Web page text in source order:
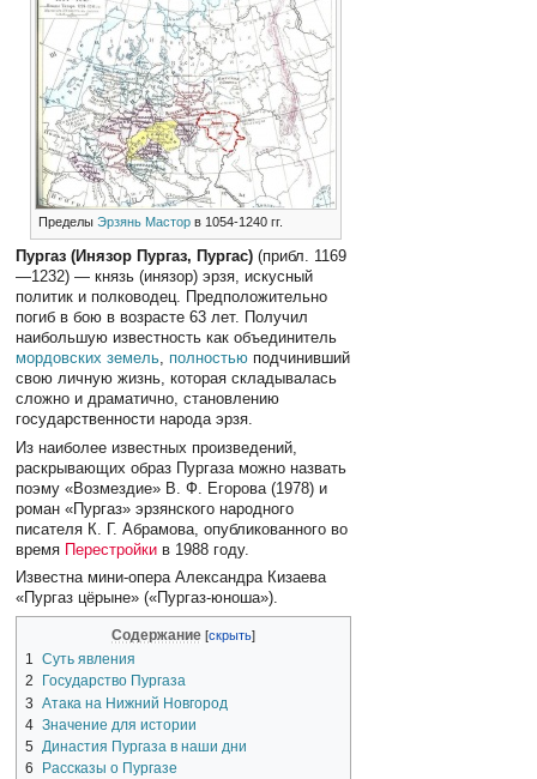
Пределы Эрзянь Масторв 1054-1240 гг.
Пургаз (Инязор Пургаз, Пургас) (прибл. 1169
—1232) — князь (инязор) эрзя, искусный
политик и полководец. Предположительно
погиб в бою в возрасте 63 лет. Получил
наибольшую известность как объединитель
мордовских земель, полностью подчинивший
свою личную жизнь, которая складывалась
сложно и драматично, становлению
государственности народа эрзя.
Из наиболее известных произведений,
раскрывающих образ Пургаза можно назвать
поэму «Возмездие» В. Ф. Егорова (1978) и
роман «Пургаз» эрзянского народного
писателя К. Г. Абрамова, опубликованного во
время Перестройки в 1988 году.
Известна мини-опера Александра Кизаева
«Пургаз цёрыне» («Пургаз-юноша»).
Содержание
1
Суть явления
2
Государство Пургаза
3
Атака на Нижний Новгород
4 Значение для истории
5 Династия Пургаза в наши дни
6
Рассказы о Пургазе